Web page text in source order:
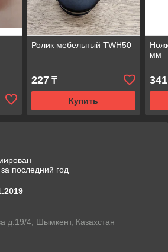
Ролик мебельный TWH50
227₸
Купить
мм
341
последний год
д.19/4, Шымкент, Казахстан